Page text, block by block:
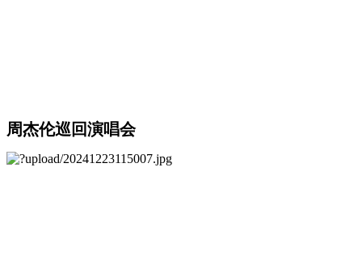
周杰伦巡回演唱会